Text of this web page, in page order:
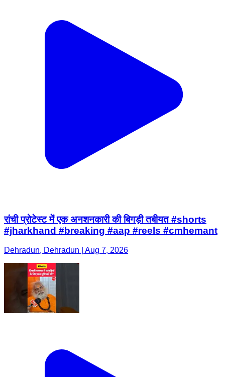
रांची प्रोटेस्ट में एक अनशनकारी की बिगड़ी तबीयत #shorts
#jharkhand #breaking #aap #reels #cmhemant
Dehradun, Dehradun | Aug 7, 2026